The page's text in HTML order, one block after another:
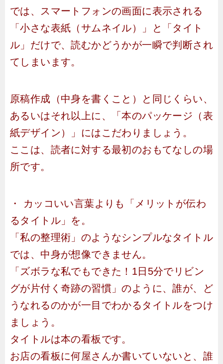
では、スマートフォンの画面に表示される
「小さな表紙（サムネイル）」と「タイト
ル」だけで、読むかどうかが一瞬で判断され
てしまいます。
原稿作成（中身を書くこと）と同じくらい、
あるいはそれ以上に、「本のパッケージ（表
紙デザイン）」にはこだわりましょう。
ここは、読者に対する最初のおもてなしの場
所です。
・ カッコいい言葉よりも「メリットが伝わ
るタイトル」を。
「私の整理術」のようなシンプルなタイトル
では、中身が想像できません。
「ズボラな私でもできた！1日5分でリビン
グが片付く奇跡の習慣」のように、誰が、ど
うなれるのかが一目でわかるタイトルをつけ
ましょう。
タイトルは本の看板です。
お店の看板に何屋さんか書いていないと、誰